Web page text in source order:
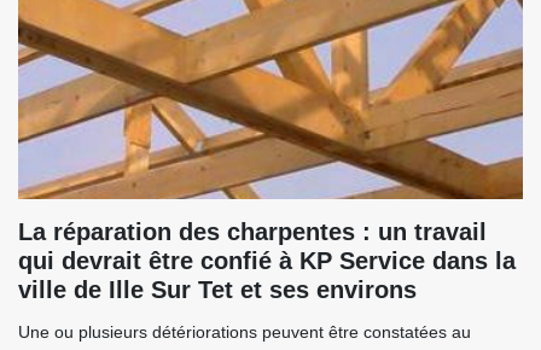
La réparation des charpentes : un travail
qui devrait être confié à KP Service dans la
ville de Ille Sur Tet et ses environs
Une ou plusieurs détériorations peuvent être constatées au